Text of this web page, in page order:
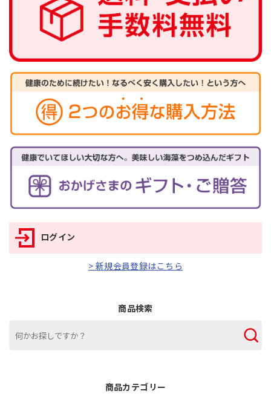
ログイン
> 新規会員登録はこちら
商品検索
商品カテゴリー